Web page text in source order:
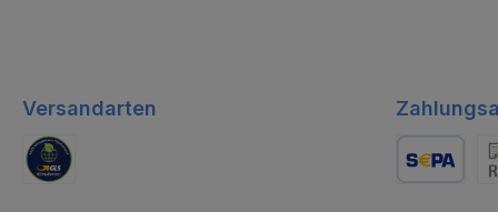
Versandarten